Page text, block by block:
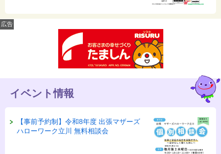
広告
イベント情報
【事前予約制】令和8年度 出張マザーズ
ハローワーク立川 無料相談会